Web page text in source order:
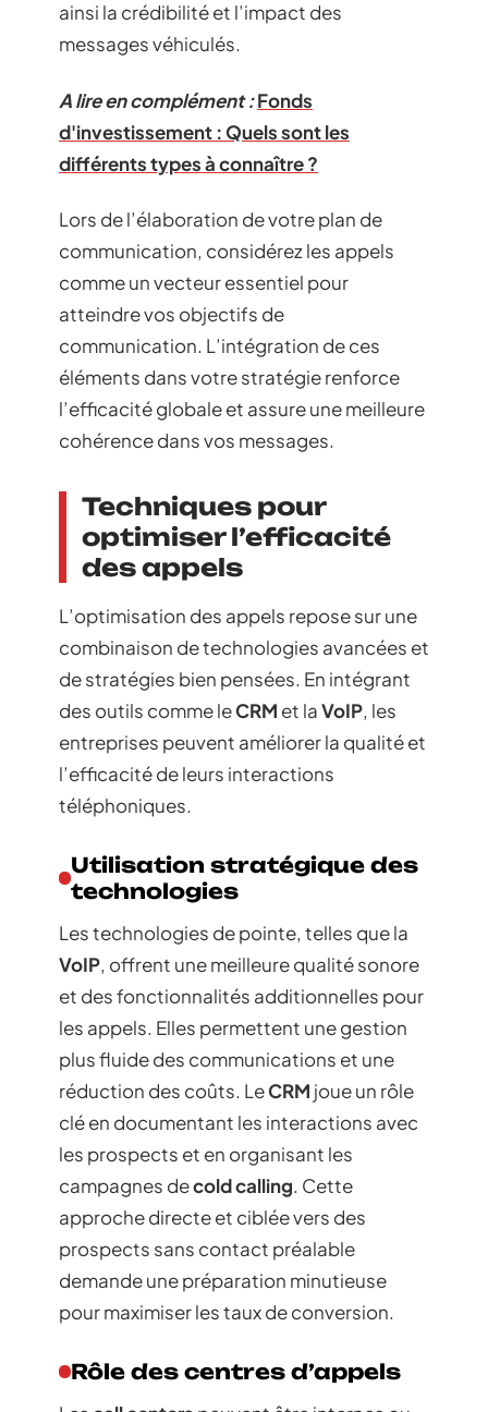
ainsi la crédibilité et l’impact des
messages véhiculés.
A lire en complément :Fonds
d'investissement : Quels sont les
différents types à connaître ?
Lors de l’élaboration de votre plan de
communication, considérez les appels
comme un vecteur essentiel pour
atteindre vos objectifs de
communication. L’intégration de ces
éléments dans votre stratégie renforce
l’efficacité globale et assure une meilleure
cohérence dans vos messages.
Techniques pour
optimiser l’efficacité
des appels
L’optimisation des appels repose sur une
combinaison de technologies avancées et
de stratégies bien pensées. En intégrant
des outils comme leCRM et laVoIP, les
entreprises peuvent améliorer la qualité et
l’efficacité de leurs interactions
téléphoniques.
Utilisation stratégique des
technologies
Les technologies de pointe, telles que la
VoIP, offrent une meilleure qualité sonore
et des fonctionnalités additionnelles pour
les appels. Elles permettent une gestion
plus fluide des communications et une
réduction des coûts. LeCRM joue un rôle
clé en documentant les interactions avec
les prospects et en organisant les
campagnes decold calling. Cette
approche directe et ciblée vers des
prospects sans contact préalable
demande une préparation minutieuse
pour maximiser les taux de conversion.
Rôle des centres d’appels